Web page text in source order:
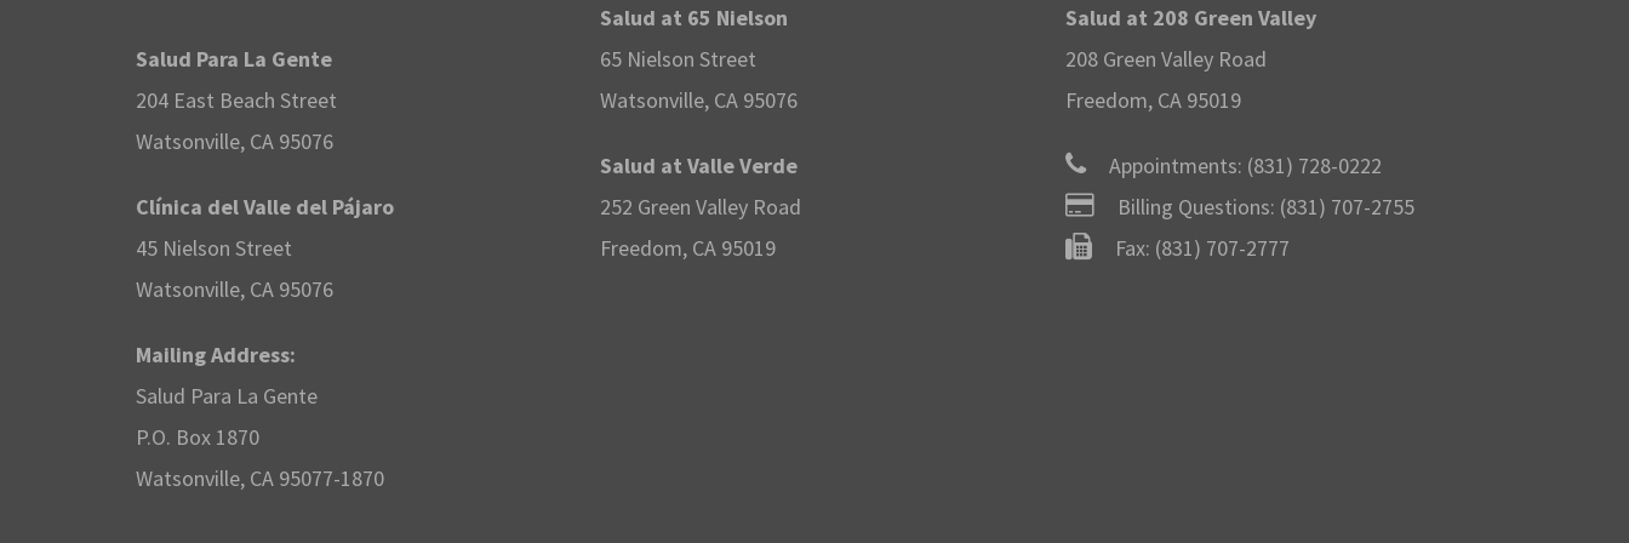
Salud Para La Gente
204 East Beach Street
Watsonville, CA 95076
Clínica del Valle del Pájaro
45 Nielson Street
Watsonville, CA 95076
Mailing Address:
Salud Para La Gente
P.O. Box 1870
Watsonville, CA 95077-1870
Salud at 65 Nielson
65 Nielson Street
Watsonville, CA 95076
Salud at Valle Verde
252 Green Valley Road
Freedom, CA 95019
Salud at 208 Green Valley
208 Green Valley Road
Freedom, CA 95019
Appointments: (831) 728-0222
Billing Questions: (831) 707-2755
Fax: (831) 707-2777